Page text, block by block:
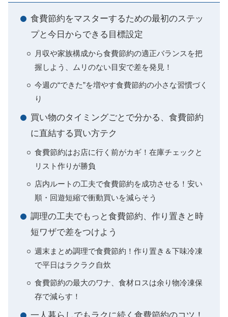
食費節約をマスターするための最初のステッ
プと今日からできる目標設定
月収や家族構成から食費節約の適正バランスを把
握しよう、ムリのない目安で差を発見！
今週の“できた”を増やす食費節約の小さな習慣づく
り
買い物のタイミングごとで分かる、食費節約
に直結する買い方テク
食費節約はお店に行く前がカギ！在庫チェックと
リスト作りが勝負
店内ルートの工夫で食費節約を成功させる！安い
順・回遊短縮で衝動買いを減らそう
調理の工夫でもっと食費節約、作り置きと時
短ワザで差をつけよう
週末まとめ調理で食費節約！作り置き＆下味冷凍
で平日はラクラク自炊
食費節約の最大のワナ、食材ロスは余り物冷凍保
存で減らす！